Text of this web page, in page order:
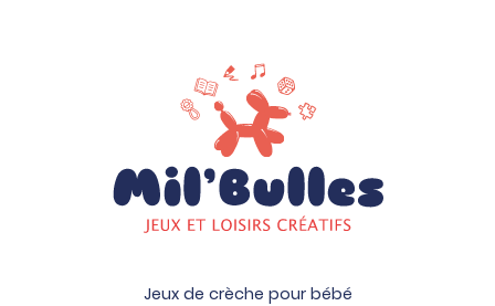
Jeux de crèche pour bébé